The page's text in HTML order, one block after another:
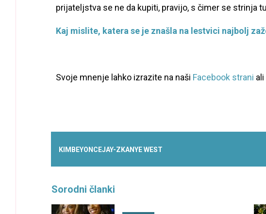
prijateljstva se ne da kupiti, pravijo, s čimer se strinja
Kaj mislite, katera se je znašla na lestvici najbolj
Svoje mnenje lahko izrazite na naši Facebook strani
KIM BEYONCEJAY-Z KANYE WEST
Sorodni članki